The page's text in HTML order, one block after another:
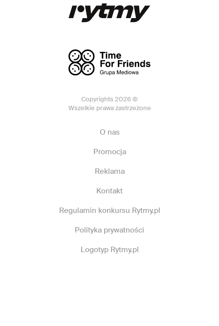
Copyrights 2026 ©
Wszelkie prawa zastrzeżone
O nas
Promocja
Reklama
Kontakt
Regulamin konkursu Rytmy.pl
Polityka prywatności
Logotyp Rytmy.pl